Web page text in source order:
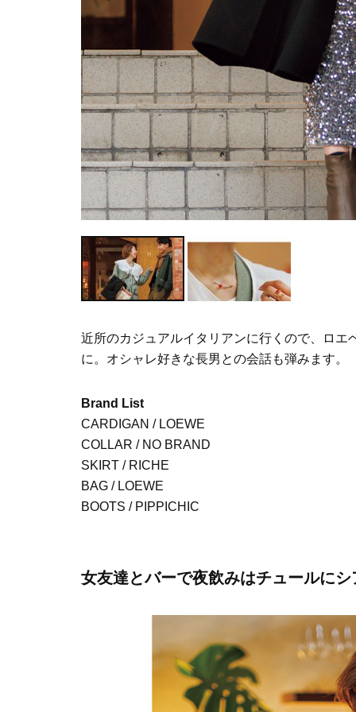
近所のカジュアルイタリアンに行くので、ロ
に。オシャレ好きな長男との会話も弾みます。
Brand List
CARDIGAN / LOEWE
COLLAR / NO BRAND
SKIRT / RICHE
BAG / LOEWE
BOOTS / PIPPICHIC
女友達とバーで夜飲みはチュールに